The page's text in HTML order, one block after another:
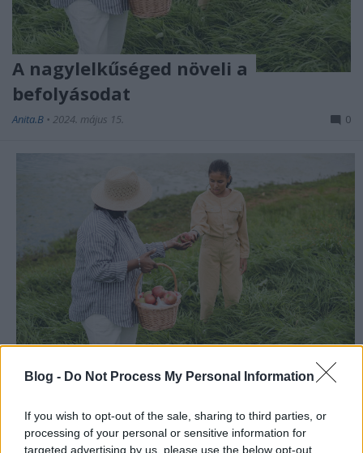
Blog - Do Not Process My Personal Information
If you wish to opt-out of the sale, sharing to third parties, or
processing of your personal or sensitive information for
targeted advertising by us, please use the below opt-out
A nagylelkűséged növeli a
befolyásodat
Anita.B • 2024. május 15. 0
megmarad, hatalma dicsőségesen emelkedik.” (Zsolt
112,9)
A nagylelkűség növeli a ...